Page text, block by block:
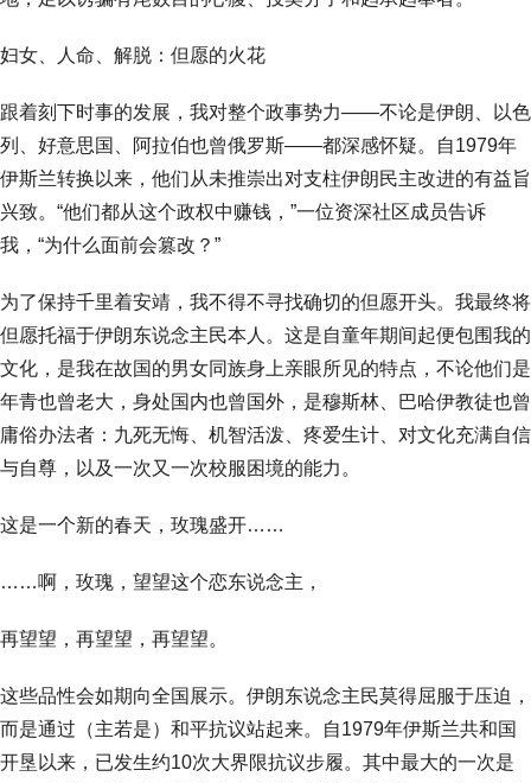
妇女、人命、解脱：但愿的火花
跟着刻下时事的发展，我对整个政事势力——不论是伊朗、以色
列、好意思国、阿拉伯也曾俄罗斯——都深感怀疑。自1979年
伊斯兰转换以来，他们从未推崇出对支柱伊朗民主改进的有益旨
兴致。“他们都从这个政权中赚钱，”一位资深社区成员告诉
我，“为什么面前会篡改？”
为了保持千里着安靖，我不得不寻找确切的但愿开头。我最终将
但愿托福于伊朗东说念主民本人。这是自童年期间起便包围我的
文化，是我在故国的男女同族身上亲眼所见的特点，不论他们是
年青也曾老大，身处国内也曾国外，是穆斯林、巴哈伊教徒也曾
庸俗办法者：九死无悔、机智活泼、疼爱生计、对文化充满自信
与自尊，以及一次又一次校服困境的能力。
这是一个新的春天，玫瑰盛开……
……啊，玫瑰，望望这个恋东说念主，
再望望，再望望，再望望。
这些品性会如期向全国展示。伊朗东说念主民莫得屈服于压迫，
而是通过（主若是）和平抗议站起来。自1979年伊斯兰共和国
开垦以来，已发生约10次大界限抗议步履。其中最大的一次是